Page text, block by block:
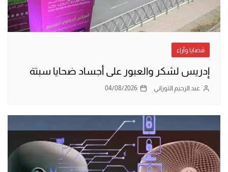
قضايا وآراء
إدريس لشكر والعبور على أجساد ضحايا سبتة
عبد الرحيم التوراني 04/08/2026